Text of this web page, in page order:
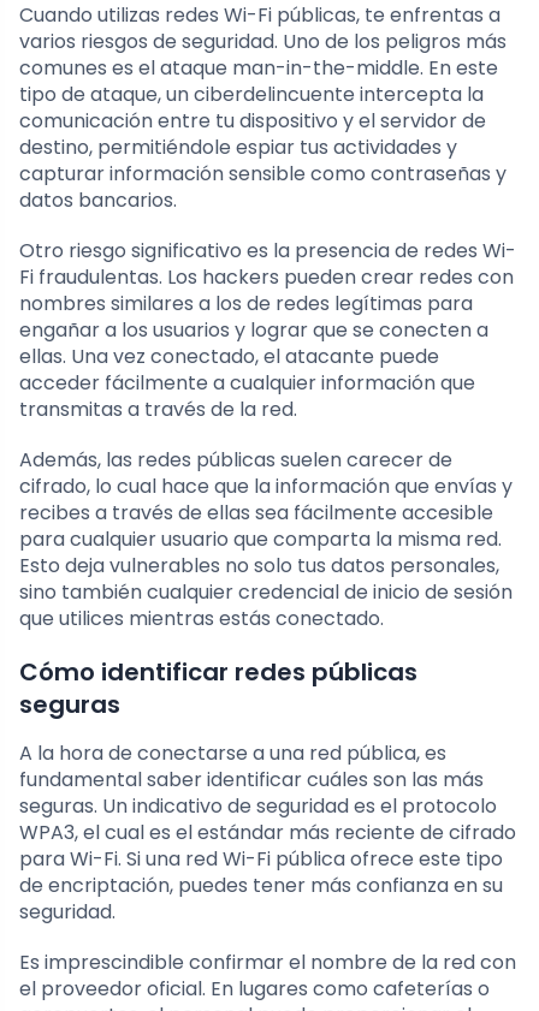
Cuando utilizas redes Wi-Fi públicas, te enfrentas a
varios riesgos de seguridad. Uno de los peligros más
comunes es el ataque man-in-the-middle. En este
tipo de ataque, un ciberdelincuente intercepta la
comunicación entre tu dispositivo y el servidor de
destino, permitiéndole espiar tus actividades y
capturar información sensible como contraseñas y
datos bancarios.
Otro riesgo significativo es la presencia de redes Wi-
Fi fraudulentas. Los hackers pueden crear redes con
nombres similares a los de redes legítimas para
engañar a los usuarios y lograr que se conecten a
ellas. Una vez conectado, el atacante puede
acceder fácilmente a cualquier información que
transmitas a través de la red.
Además, las redes públicas suelen carecer de
cifrado, lo cual hace que la información que envías y
recibes a través de ellas sea fácilmente accesible
para cualquier usuario que comparta la misma red.
Esto deja vulnerables no solo tus datos personales,
sino también cualquier credencial de inicio de sesión
que utilices mientras estás conectado.
Cómo identificar redes públicas
seguras
A la hora de conectarse a una red pública, es
fundamental saber identificar cuáles son las más
seguras. Un indicativo de seguridad es el protocolo
WPA3, el cual es el estándar más reciente de cifrado
para Wi-Fi. Si una red Wi-Fi pública ofrece este tipo
de encriptación, puedes tener más confianza en su
seguridad.
Es imprescindible confirmar el nombre de la red con
el proveedor oficial. En lugares como cafeterías o